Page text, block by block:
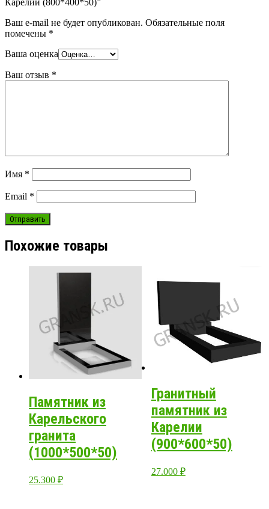
Карелии (800*400*50)”
Ваш e-mail не будет опубликован. Обязательные поля
помечены *
Ваша оценка
Ваш отзыв *
Имя *
Email *
Похожие товары
Памятник из
Карельского
гранита
(1000*500*50)
25.300 ₽
Гранитный
памятник из
Карелии
(900*600*50)
27.000 ₽